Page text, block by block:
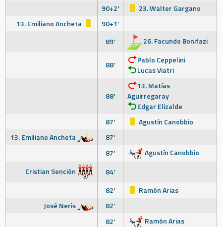
90+2'
23. Walter Gargano
13. Emiliano Ancheta
90+1'
89'
26. Facundo Bonifazi
88'
Pablo Ceppelini
Lucas Viatri
88'
13. Matías
Aguirregaray
Edgar Elizalde
87'
Agustín Canobbio
13. Emiliano Ancheta
87'
87'
Agustín Canobbio
Cristian Sención
84'
82'
Ramón Arias
José Neris
82'
82'
Ramón Arias